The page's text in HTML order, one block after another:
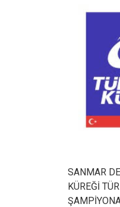
SANMAR
KÜREĞİ